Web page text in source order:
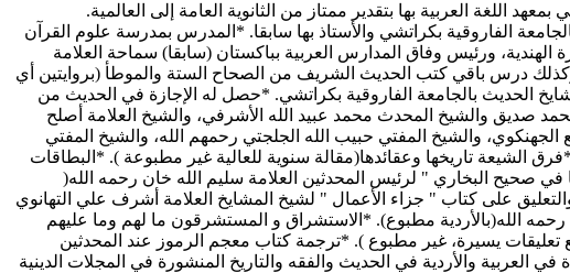
اللغة العربية بها بتقدير ممتاز من الثانوية العامة إلى العالمية.
الفاروقية بكراتشي والأستاذ بها سابقا. *المدرس بمدرسة علوم القرآن
ورئيس وفاق المدارس العربية بباكستان (سابقا) سماحة العلامة
درس باقي كتب الحديث الشريف من الصحاح الستة والموطأ (بروايتين أي
الحديث بالجامعة الفاروقية بكراتشي. *حصل له الإجازة في الحديث من
صديق والشيخ المحدث محمد عبيد الله الأشرفي، والشيخ العلامة أصلح
والشيخ المفتي حبيب الله الجلجتي رحمهم الله، والشيخ المفتي
الشيعة تاريخها وعقائدها(مقالة سنوية للعالية غير مطبوعة ). *البطاقات
في صحيح البخاري " لرئيس المحدثين العلامة سليم الله خان رحمه الله(
على كتاب " جزاء الأعمال " لشيخ المشايخ العلامة أشرف علي التهانوي
الله(بالأردية مطبوع). *الاستشراق و المستشرقون ما لهم وما عليهم
تعليقات يسيرة، غير مطبوع ). *ترجمة كتاب معجم الرموز عند المحدثين
والأردية في الحديث والفقه والتاريخ المنشورة في المجلات الدينية